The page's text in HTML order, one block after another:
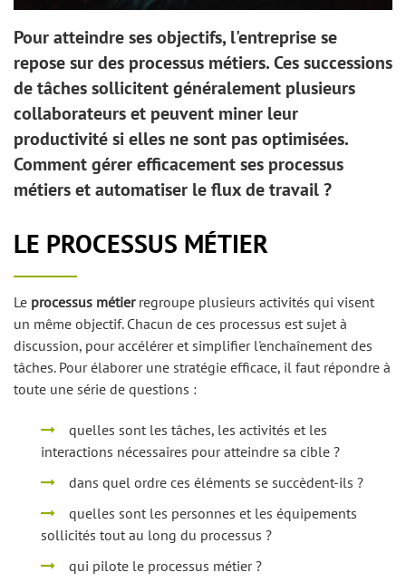
Pour atteindre ses objectifs, l'entreprise se
repose sur des processus métiers. Ces successions
de tâches sollicitent généralement plusieurs
collaborateurs et peuvent miner leur
productivité si elles ne sont pas optimisées.
Comment gérer efficacement ses processus
métiers et automatiser le flux de travail ?
LE PROCESSUS MÉTIER
Le processus métierregroupe plusieurs activités qui visent
un même objectif. Chacun de ces processus est sujet à
discussion, pour accélérer et simplifier l'enchaînement des
tâches. Pour élaborer une stratégie efficace, il faut répondre à
toute une série de questions :
quelles sont les tâches, les activités et les
interactions nécessaires pour atteindre sa cible ?
dans quel ordre ces éléments se succèdent-ils ?
quelles sont les personnes et les équipements
sollicités tout au long du processus ?
qui pilote le processus métier ?